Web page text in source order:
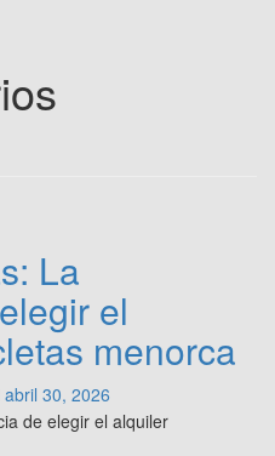
La
el
menorca
abril 30, 2026